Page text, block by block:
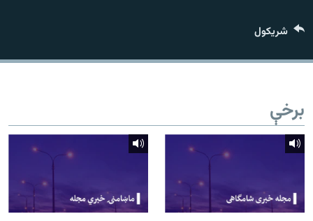
راسره ملګري شئ
د ازادې اروپا/ ازادي راډيو ټولې پاڼې
شريکول
برخې